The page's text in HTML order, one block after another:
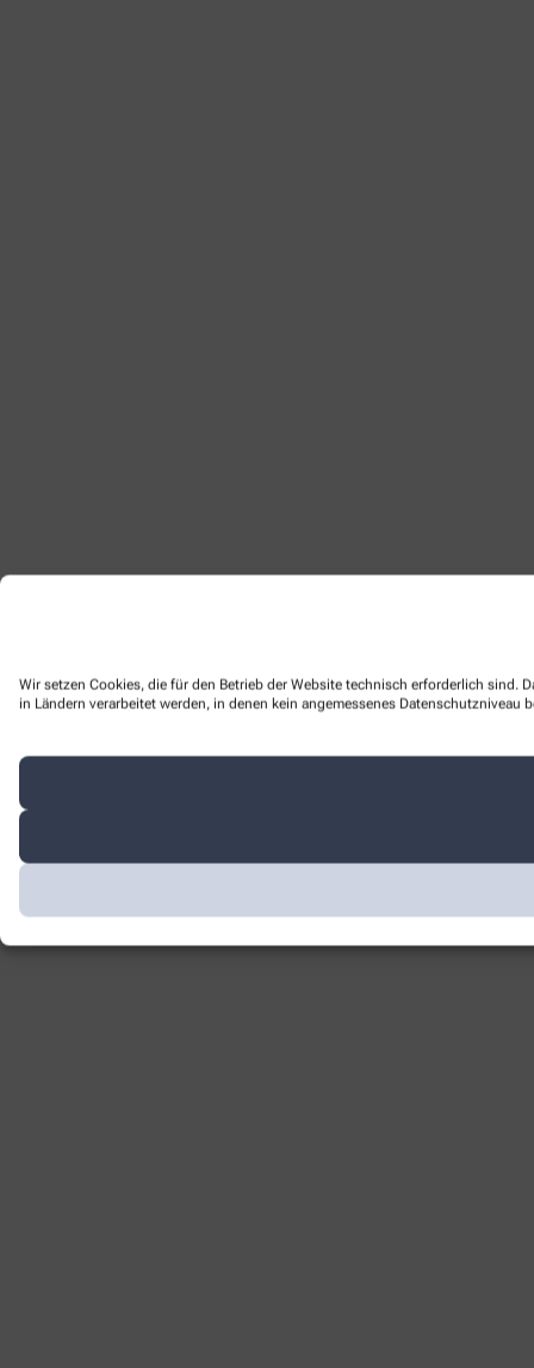
Wir setzen Cookies, die für den Betrieb der Website technisch erforderlich sind.
in Ländern verarbeitet werden, in denen kein angemessenes